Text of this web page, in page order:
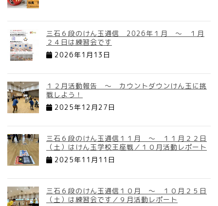
三石６段のけん玉通信 2026年１月 ～ １月
２４日は練習会です
2026年1月13日
１２月活動報告 ～ カウントダウンけん玉に挑
戦しよう！
2025年12月27日
三石６段のけん玉通信１１月 ～ １１月２２日
（土）はけん玉学校王座戦／１０月活動レポート
2025年11月11日
三石６段のけん玉通信１０月 ～ １０月２５日
（土）は練習会です／９月活動レポート